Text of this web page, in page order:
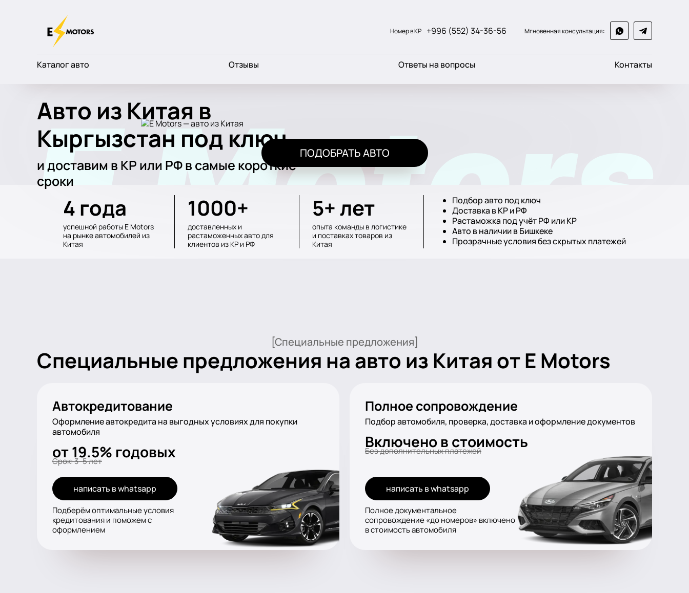
Номер в КР +996 (552) 34-36-56 Мгновенная консультация:
Каталог авто Отзывы Ответы на вопросы Контакты
Авто из Китая в
Кыргызстан под ключ
и доставим в КР или РФ в самые короткие
сроки
ПОДОБРАТЬ АВТО
4 года
успешной работы E Motors
на рынке автомобилей из
Китая
1000+
доставленных и
растаможенных авто для
клиентов из КР и РФ
5+ лет
опыта команды в логистике
и поставках товаров из
Китая
Подбор авто под ключ
Доставка в КР и РФ
Растаможка под учёт РФ или КР
Авто в наличии в Бишкеке
Прозрачные условия без скрытых платежей
[Специальные предложения]
Специальные предложения на авто из Китая от E Motors
Автокредитование
Оформление автокредита на выгодных условиях для покупки
автомобиля
от 19.5% годовых
Срок: 3–5 лет
написать в whatsapp
Подберём оптимальные условия
кредитования и поможем с
оформлением
Полное сопровождение
Подбор автомобиля, проверка, доставка и оформление документов
Включено в стоимость
Без дополнительных платежей
написать в whatsapp
Полное документальное
сопровождение «до номеров» включено
в стоимость автомобиля